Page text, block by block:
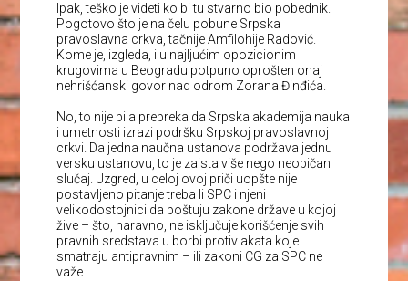
Ipak, teško je videti ko bi tu stvarno bio pobednik.
Pogotovo što je na čelu pobune Srpska
pravoslavna crkva, tačnije Amfilohije Radović.
Kome je, izgleda, i u najljućim opozicionim
krugovima u Beogradu potpuno oprošten onaj
nehrišćanski govor nad odrom Zorana Đinđića.
No, to nije bila prepreka da Srpska akademija nauka
i umetnosti izrazi podršku Srpskoj pravoslavnoj
crkvi. Da jedna naučna ustanova podržava jednu
versku ustanovu, to je zaista više nego neobičan
slučaj. Uzgred, u celoj ovoj priči uopšte nije
postavljeno pitanje treba li SPC i njeni
velikodostojnici da poštuju zakone države u kojoj
žive – što, naravno, ne isključuje korišćenje svih
pravnih sredstava u borbi protiv akata koje
smatraju antipravnim – ili zakoni CG za SPC ne
važe.